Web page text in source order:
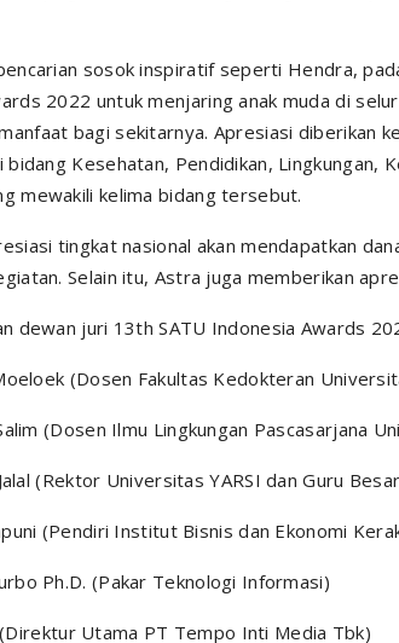
sosok inspiratif seperti Hendra,
2022 untuk menjaring anak muda di
bagi sekitarnya. Apresiasi diberikan
bidang Kesehatan, Pendidikan, Lingkungan,
mewakili kelima bidang tersebut.
tingkat nasional akan mendapatkan
Selain itu, Astra juga memberikan
dewan juri 13th SATU Indonesia Awards
(Dosen Fakultas Kedokteran
(Dosen Ilmu Lingkungan Pascasarjana
(Rektor Universitas YARSI dan Guru
(Pendiri Institut Bisnis dan Ekonomi
Ph.D. (Pakar Teknologi Informasi)
Utama PT Tempo Inti Media Tbk)